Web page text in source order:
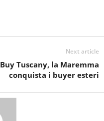
Next article
Buy Tuscany, la Maremma
conquista i buyer esteri